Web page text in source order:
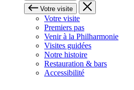
Votre visite
Votre visite
Premiers pas
Venir à la Philharmonie
Visites guidées
Notre histoire
Restauration & bars
Accessibilité